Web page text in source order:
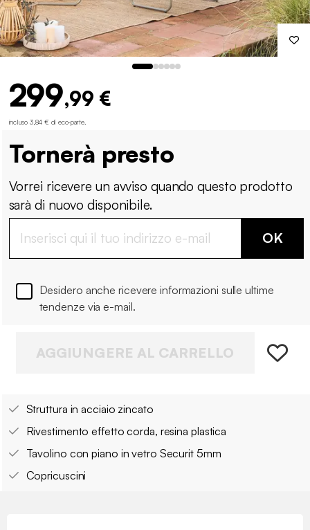
299,99 €
incluso 3,84 € di eco-parte.
Tornerà presto
Vorrei ricevere un avviso quando questo prodotto
sarà di nuovo disponibile.
OK
Desidero anche ricevere informazioni sulle ultime
tendenze via e-mail.
AGGIUNGERE AL CARRELLO
Struttura in acciaio zincato
Rivestimento effetto corda, resina plastica
Tavolino con piano in vetro Securit 5mm
Copricuscini